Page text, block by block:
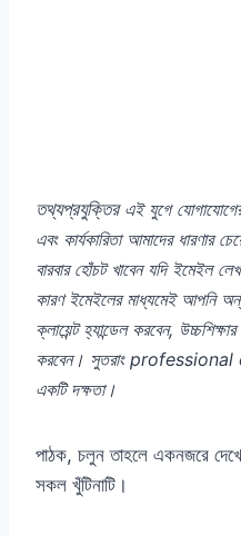
তথ্যপ্রযুক্তিরএই যুগে
এবং কার্যকারিতা আমাদের ধারণার
বারবার হোঁচট খাবেন যদি ইমেইল
কারণ ইমেইলের মাধ্যমেই আপনি
ক্লায়েন্ট হ্যান্ডেল করবেন,
করবেন। সুতরাং professional
একটি দক্ষতা।
পাঠক, চলুন তাহলে একনজরে
সকল খুঁটিনাটি।